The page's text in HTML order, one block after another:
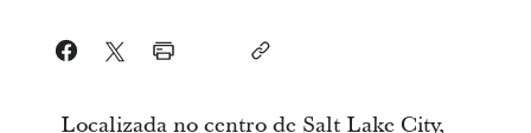
Localizada no centro de Salt Lake City,